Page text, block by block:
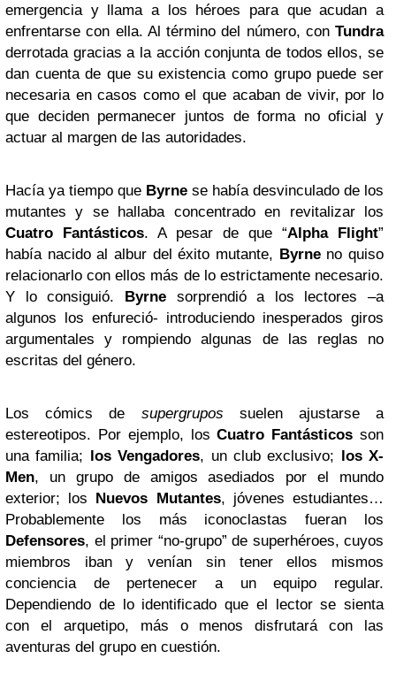
emergencia y llama a los héroes para que acudan a
enfrentarse con ella. Al término del número, con Tundra
derrotada gracias a la acción conjunta de todos ellos, se
dan cuenta de que su existencia como grupo puede ser
necesaria en casos como el que acaban de vivir, por lo
que deciden permanecer juntos de forma no oficial y
actuar al margen de las autoridades.
Hacía ya tiempo que Byrne se había desvinculado de los
mutantes y se hallaba concentrado en revitalizar los
Cuatro Fantásticos. A pesar de que “Alpha Flight”
había nacido al albur del éxito mutante, Byrneno quiso
relacionarlo con ellos más de lo estrictamente necesario.
Y lo consiguió. Byrnesorprendió a los lectores –a
algunos los enfureció- introduciendo inesperados giros
argumentales y rompiendo algunas de las reglas no
escritas del género.
Los cómics de supergrupos suelen ajustarse a
estereotipos. Por ejemplo, losCuatro Fantásticos son
una familia; los Vengadores, un club exclusivo; los X-
Men, un grupo de amigos asediados por el mundo
exterior; los Nuevos Mutantes, jóvenes estudiantes…
Probablemente los más iconoclastas fueran los
Defensores, el primer “no-grupo” de superhéroes, cuyos
miembros iban y venían sin tener ellos mismos
conciencia de pertenecer a un equipo regular.
Dependiendo de lo identificado que el lector se sienta
con el arquetipo, más o menos disfrutará con las
aventuras del grupo en cuestión.